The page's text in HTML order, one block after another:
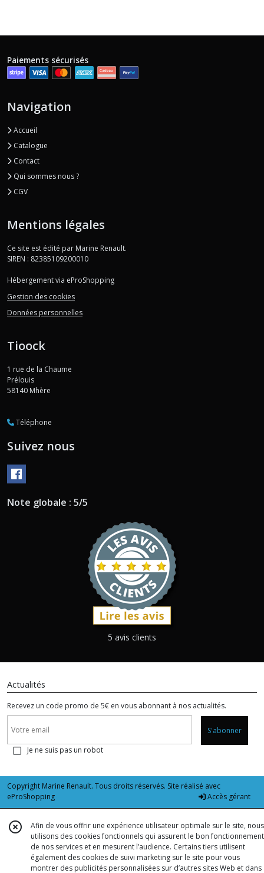
Paiements sécurisés
Navigation
Accueil
Catalogue
Contact
Qui sommes nous ?
CGV
Mentions légales
Ce site est édité par Marine Renault.
SIREN : 82385109200010
Hébergement via eProShopping
Gestion des cookies
Données personnelles
Tioock
1 rue de la Chaume
Prélouis
58140 Mhère
Téléphone
Suivez nous
Note globale : 5/5
5 avis clients
Actualités
Recevez un code promo de 5€ en vous abonnant à nos actualités.
S'abonner
Je ne suis pas un robot
Copyright Marine Renault. Tous droits réservés. Site réalisé avec
eProShopping
Accès gérant
Afin de vous offrir une expérience utilisateur optimale sur le site, nous
utilisons des cookies fonctionnels qui assurent le bon fonctionnement
de nos services et en mesurent l’audience. Certains tiers utilisent
également des cookies de suivi marketing sur le site pour vous
montrer des publicités personnalisées sur d’autres sites Web et dans